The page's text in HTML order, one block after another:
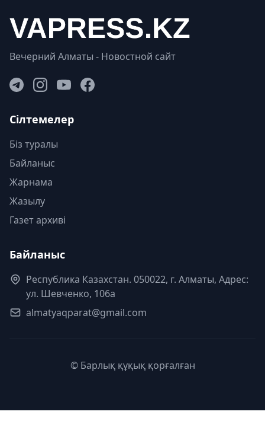
Вечерний Алматы - Новостной сайт
Сілтемелер
Біз туралы
Байланыс
Жарнама
Жазылу
Газет архиві
Байланыс
Республика Казахстан. 050022, г. Алматы, Адрес:
ул. Шевченко, 106а
almatyaqparat@gmail.com
© Барлық құқық қорғалған